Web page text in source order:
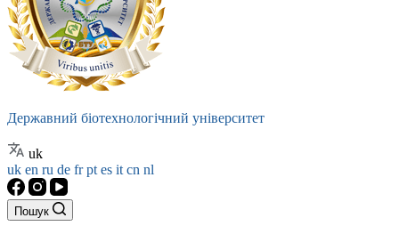
Державний біотехнологічний університет
uk
uk en ru de frpt es it cn nl
Пошук